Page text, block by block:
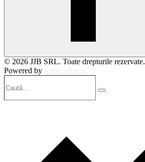
© 2026 JJB SRL. Toate drepturile rezervate.
Powered by
Search